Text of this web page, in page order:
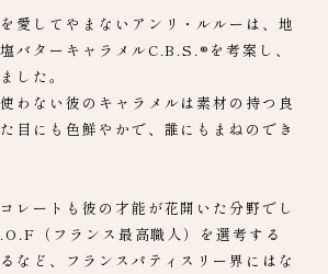
愛してやまないアンリ・ルルーは、地
バターキャラメルC.B.S.®を考案し、
した。
わない彼のキャラメルは素材の持つ良
目にも色鮮やかで、誰にもまねのでき
レートも彼の才能が花開いた分野でし
（フランス最高職人）を選考する
など、フランスパティスリー界にはな